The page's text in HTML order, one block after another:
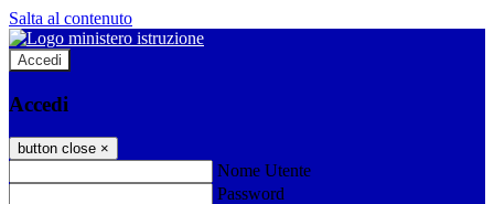
Salta al contenuto
Accedi
Accedi
button close ×
Nome Utente
Password